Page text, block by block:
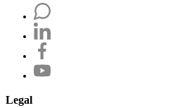
Legal